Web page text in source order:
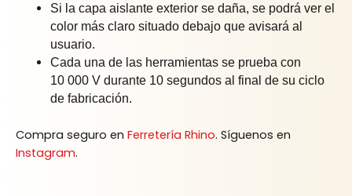
Si la capa aislante exterior se daña, se podrá ver el
color más claro situado debajo que avisará al
usuario.
Cada una de las herramientas se prueba con
10 000 V durante 10 segundos al final de su ciclo
de fabricación.
Compra seguro en Ferretería Rhino. Síguenos en
Instagram.